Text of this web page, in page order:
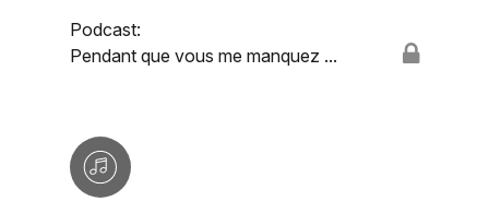
Podcast:
Pendant que vous me manquez ...